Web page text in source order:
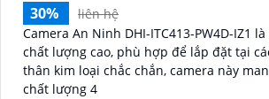
30%
liên hệ
Camera An Ninh DHI-ITC413-PW4D-IZ1
chất lượng cao, phù hợp để lắp đặt tại các
thân kim loại chắc chắn, camera này
chất lượng 4